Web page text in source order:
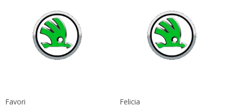
Favori Felicia